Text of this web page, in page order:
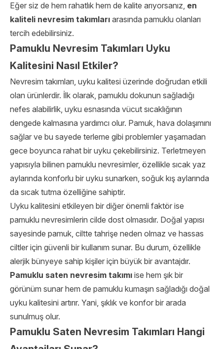
Eğer siz de hem rahatlık hem de kalite arıyorsanız, en
kaliteli nevresim takımları arasında pamuklu olanları
tercih edebilirsiniz.
Pamuklu Nevresim Takımları Uyku
Kalitesini Nasıl Etkiler?
Nevresim takımları, uyku kalitesi üzerinde doğrudan etkili
olan ürünlerdir. İlk olarak, pamuklu dokunun sağladığı
nefes alabilirlik, uyku esnasında vücut sıcaklığının
dengede kalmasına yardımcı olur. Pamuk, hava dolaşımını
sağlar ve bu sayede terleme gibi problemler yaşamadan
gece boyunca rahat bir uyku çekebilirsiniz. Terletmeyen
yapısıyla bilinen pamuklu nevresimler, özellikle sıcak yaz
aylarında konforlu bir uyku sunarken, soğuk kış aylarında
da sıcak tutma özelliğine sahiptir.
Uyku kalitesini etkileyen bir diğer önemli faktör ise
pamuklu nevresimlerin cilde dost olmasıdır. Doğal yapısı
sayesinde pamuk, ciltte tahrişe neden olmaz ve hassas
ciltler için güvenli bir kullanım sunar. Bu durum, özellikle
alerjik bünyeye sahip kişiler için büyük bir avantajdır.
Pamuklu saten nevresim takımı ise hem şık bir
görünüm sunar hem de pamuklu kumaşın sağladığı doğal
uyku kalitesini artırır. Yani, şıklık ve konfor bir arada
sunulmuş olur.
Pamuklu Saten Nevresim Takımları Hangi